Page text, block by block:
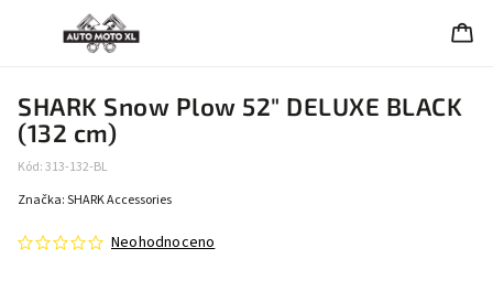
SHARK Snow Plow 52" DELUXE BLACK
(132 cm)
Kód:313-132-BL
Neohodnoceno
Značka:SHARK Accessories